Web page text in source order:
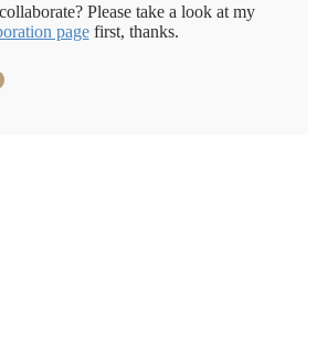
Please take a look at my
pagefirst, thanks.